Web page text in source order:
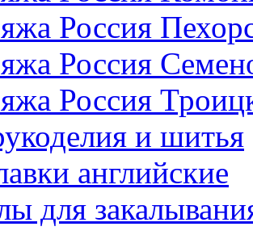
Россия
Россия
Россия
и шитья
английские
для